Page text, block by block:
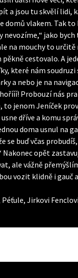
a jsou tu skvělí
vlakem. Tak
jako
mouchy to
cestovalo. A
které nám
a nebo je na
Probouzí nás
jenom Jeníček
dříve a komu
doma usnul
buď včas
opět
ale vážně
vozit klidně i gauč
Jirkovi